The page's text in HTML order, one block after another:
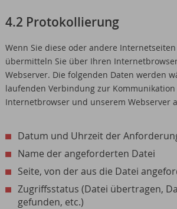
4.2 Protokollierung
Wenn Sie diese oder andere
übermitteln Sie über Ihren
Webserver. Die folgenden Daten werden
laufenden Verbindung zur
Internetbrowser und unserem Webserver
Datum und Uhrzeit der
Name der angeforderten Datei
Seite, von der aus die Datei
Zugriffsstatus (Datei übertragen,
gefunden, etc.)